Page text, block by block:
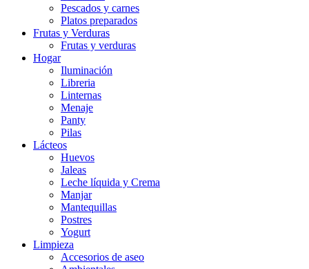
Pescados y carnes
Platos preparados
Frutas y Verduras
Frutas y verduras
Hogar
Iluminación
Libreria
Linternas
Menaje
Panty
Pilas
Lácteos
Huevos
Jaleas
Leche líquida y Crema
Manjar
Mantequillas
Postres
Yogurt
Limpieza
Accesorios de aseo